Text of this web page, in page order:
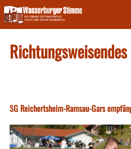
Skip
to
content
SG Reichertsheim-Ramsau-Gars